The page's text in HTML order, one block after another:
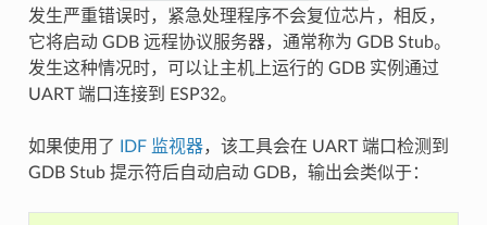
发生严重错误时，紧急处理程序不会复位芯片，相反，
它将启动 GDB 远程协议服务器，通常称为 GDB Stub。
发生这种情况时，可以让主机上运行的 GDB 实例通过
UART 端口连接到 ESP32。
如果使用了 IDF 监视器，该工具会在 UART 端口检测到
GDB Stub 提示符后自动启动 GDB，输出会类似于：